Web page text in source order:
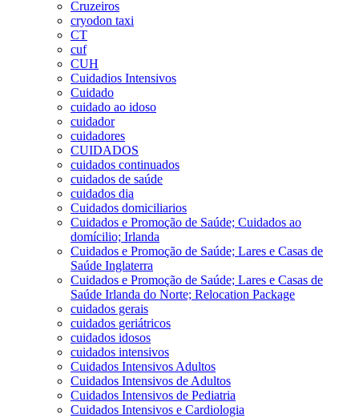
Cruzeiros
cryodon taxi
CT
cuf
CUH
Cuidadios Intensivos
Cuidado
cuidado ao idoso
cuidador
cuidadores
CUIDADOS
cuidados continuados
cuidados de saúde
cuidados dia
Cuidados domiciliarios
Cuidados e Promoção de Saúde; Cuidados ao
domícilio; Irlanda
Cuidados e Promoção de Saúde; Lares e Casas de
Saúde Inglaterra
Cuidados e Promoção de Saúde; Lares e Casas de
Saúde Irlanda do Norte; Relocation Package
cuidados gerais
cuidados geriátricos
cuidados idosos
cuidados intensivos
Cuidados Intensivos Adultos
Cuidados Intensivos de Adultos
Cuidados Intensivos de Pediatria
Cuidados Intensivos e Cardiologia